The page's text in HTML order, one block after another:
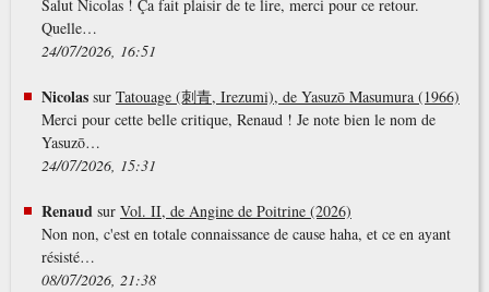
Salut Nicolas ! Ça fait plaisir de te lire, merci pour ce retour.
Quelle…
24/07/2026, 16:51
Nicolassur Tatouage (刺青, Irezumi), de Yasuzō Masumura (1966)
Merci pour cette belle critique, Renaud ! Je note bien le nom de
Yasuzō…
24/07/2026, 15:31
Renaudsur Vol. II, de Angine de Poitrine (2026)
Non non, c'est en totale connaissance de cause haha, et ce en ayant
résisté…
08/07/2026, 21:38